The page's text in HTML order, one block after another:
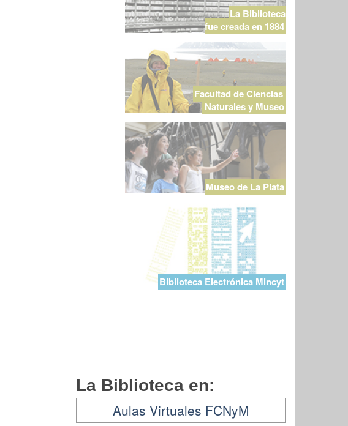
La Biblioteca
fue creada en 1884
Facultad de Ciencias
Naturales y Museo
Museo de La Plata
Biblioteca Electrónica Mincyt
La Biblioteca en:
Aulas Virtuales FCNyM